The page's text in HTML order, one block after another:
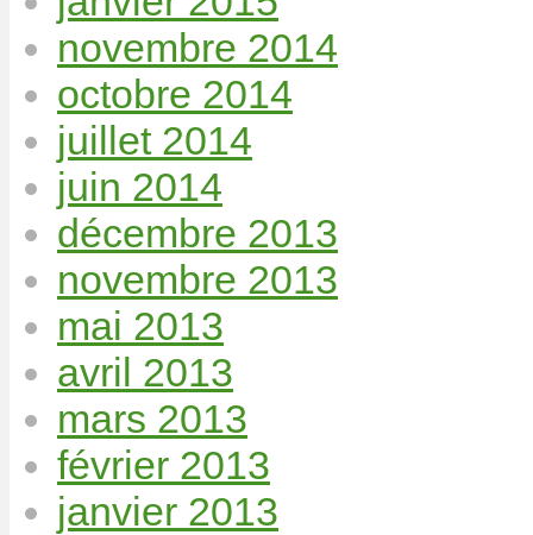
novembre 2014
octobre 2014
juillet 2014
juin 2014
décembre 2013
novembre 2013
mai 2013
avril 2013
mars 2013
février 2013
janvier 2013